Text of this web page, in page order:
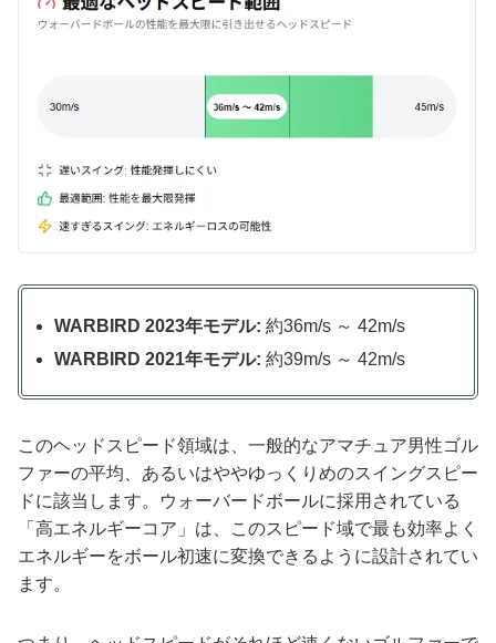
WARBIRD 2023年モデル: 約36m/s ～ 42m/s
WARBIRD 2021年モデル: 約39m/s ～ 42m/s
このヘッドスピード領域は、一般的なアマチュア男性ゴル
ファーの平均、あるいはややゆっくりめのスイングスピー
ドに該当します。ウォーバードボールに採用されている
「高エネルギーコア」は、このスピード域で最も効率よく
エネルギーをボール初速に変換できるように設計されてい
ます。